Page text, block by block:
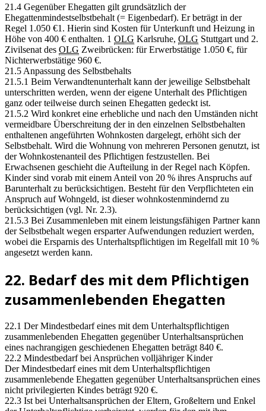
21.4 Gegenüber Ehegatten gilt grundsätzlich der
Ehegattenmindestselbstbehalt (= Eigenbedarf). Er beträgt in der
Regel 1.050 €1. Hierin sind Kosten für Unterkunft und Heizung in
Höhe von 400 € enthalten. 1 OLG Karlsruhe, OLG Stuttgart und 2.
Zivilsenat des OLG Zweibrücken: für Erwerbstätige 1.050 €, für
Nichterwerbstätige 960 €.
21.5 Anpassung des Selbstbehalts
21.5.1 Beim Verwandtenunterhalt kann der jeweilige Selbstbehalt
unterschritten werden, wenn der eigene Unterhalt des Pflichtigen
ganz oder teilweise durch seinen Ehegatten gedeckt ist.
21.5.2 Wird konkret eine erhebliche und nach den Umständen nicht
vermeidbare Überschreitung der in den einzelnen Selbstbehalten
enthaltenen angeführten Wohnkosten dargelegt, erhöht sich der
Selbstbehalt. Wird die Wohnung von mehreren Personen genutzt, ist
der Wohnkostenanteil des Pflichtigen festzustellen. Bei
Erwachsenen geschieht die Aufteilung in der Regel nach Köpfen.
Kinder sind vorab mit einem Anteil von 20 % ihres Anspruchs auf
Barunterhalt zu berücksichtigen. Besteht für den Verpflichteten ein
Anspruch auf Wohngeld, ist dieser wohnkostenmindernd zu
berücksichtigen (vgl. Nr. 2.3).
21.5.3 Bei Zusammenleben mit einem leistungsfähigen Partner kann
der Selbstbehalt wegen ersparter Aufwendungen reduziert werden,
wobei die Ersparnis des Unterhaltspflichtigen im Regelfall mit 10 %
angesetzt werden kann.
22. Bedarf des mit dem Pflichtigen
zusammenlebenden Ehegatten
22.1 Der Mindestbedarf eines mit dem Unterhaltspflichtigen
zusammenlebenden Ehegatten gegenüber Unterhaltsansprüchen
eines nachrangigen geschiedenen Ehegatten beträgt 840 €.
22.2 Mindestbedarf bei Ansprüchen volljähriger Kinder
Der Mindestbedarf eines mit dem Unterhaltspflichtigen
zusammenlebende Ehegatten gegenüber Unterhaltsansprüchen eines
nicht privilegierten Kindes beträgt 920 €.
22.3 Ist bei Unterhaltsansprüchen der Eltern, Großeltern und Enkel